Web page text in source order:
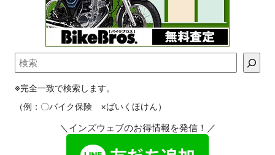
※完全一致で検索します。
（例：〇バイク保険 ×ばいくほけん）
＼インズウェブのお得情報を発信！／